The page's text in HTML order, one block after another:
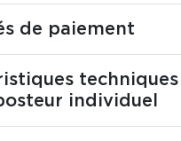
de paiement
techniques
individuel